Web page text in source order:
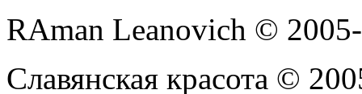
RAman Leanovich ©
Славянская красота ©